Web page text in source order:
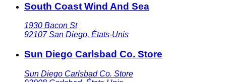
South Coast Wind And Sea
1930 Bacon St
92107 San Diego, États-Unis
Sun Diego Carlsbad Co. Store
Sun Diego Carlsbad Co. Store